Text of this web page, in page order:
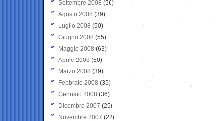
Settembre 2008 (56)
Agosto 2008 (39)
Luglio 2008 (50)
Giugno 2008 (55)
Maggio 2008(63)
Aprile 2008 (50)
Marzo 2008 (39)
Febbraio 2008 (35)
Gennaio 2008 (36)
Dicembre 2007 (25)
Novembre 2007 (22)